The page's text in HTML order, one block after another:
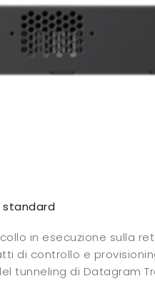
in esecuzione sulla
di controllo e
tunneling di Datagram